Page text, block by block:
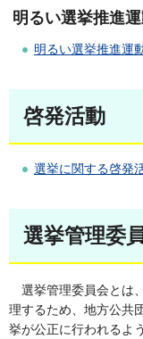
明るい選挙推進
明るい選挙推進運
啓発活動
選挙に関する啓発
選挙管理委
選挙管理委員会とは
理するため、地方公共
挙が公正に行われるよ